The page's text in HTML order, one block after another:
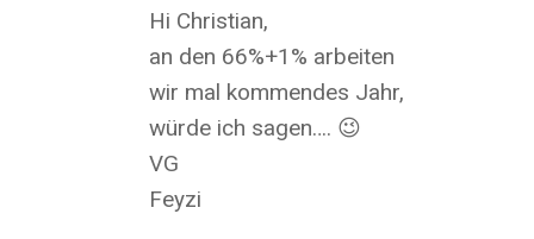
Hi Christian,
an den 66%+1% arbeiten
wir mal kommendes Jahr,
würde ich sagen…. 😉
VG
Feyzi